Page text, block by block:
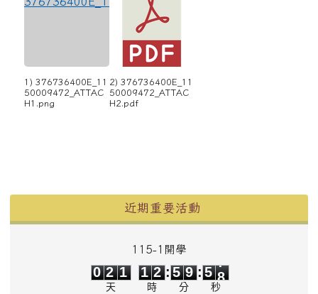
1) 376736400E_11
50009472_ATTAC
H1.png
2) 376736400E_11
50009472_ATTAC
H2.pdf
近期重要活動
115-1開學
0 2 1
天
1
1
2
2
時
:
5
5
9
9
分
: 5 7
8
秒